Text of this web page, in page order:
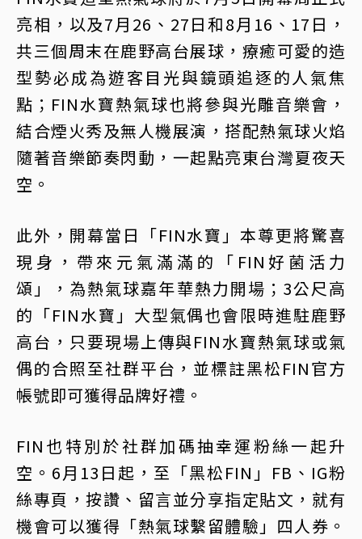
亮相，以及7月26、27日和8月16、17日，
共三個周末在鹿野高台展球，療癒可愛的造
型勢必成為遊客目光與鏡頭追逐的人氣焦
點；FIN水寶熱氣球也將參與光雕音樂會，
結合煙火秀及無人機展演，搭配熱氣球火焰
隨著音樂節奏閃動，一起點亮東台灣夏夜天
空。
此外，開幕當日「FIN水寶」本尊更將驚喜
現身，帶來元氣滿滿的「FIN好菌活力
頌」，為熱氣球嘉年華熱力開場；3公尺高
的「FIN水寶」大型氣偶也會限時進駐鹿野
高台，只要現場上傳與FIN水寶熱氣球或氣
偶的合照至社群平台，並標註黑松FIN官方
帳號即可獲得品牌好禮。
FIN也特別於社群加碼抽幸運粉絲一起升
空。6月13日起，至「黑松FIN」FB、IG粉
絲專頁，按讚、留言並分享指定貼文，就有
機會可以獲得「熱氣球繫留體驗」四人券。